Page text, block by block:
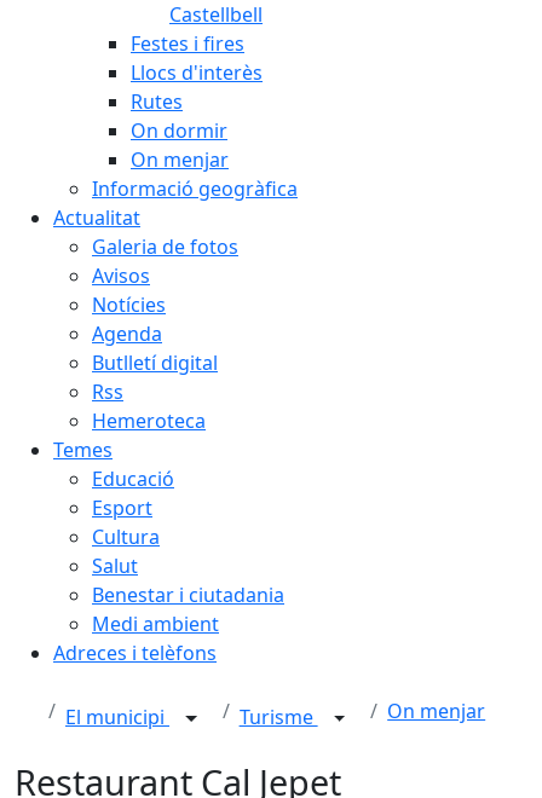
Castellbell
Festes i fires
Llocs d'interès
Rutes
On dormir
On menjar
Informació geogràfica
Actualitat
Galeria de fotos
Avisos
Notícies
Agenda
Butlletí digital
Rss
Hemeroteca
Temes
Educació
Esport
Cultura
Salut
Benestar i ciutadania
Medi ambient
Adreces i telèfons
El municipi Turisme On menjar
Restaurant Cal Jepet